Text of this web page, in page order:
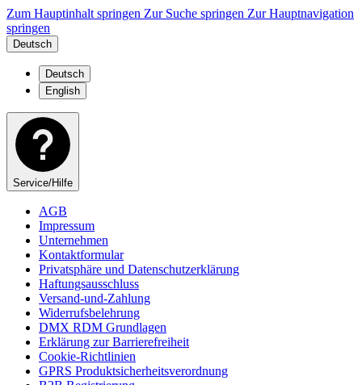
Zum Hauptinhalt springen Zur Suche springen Zur Hauptnavigation
springen
Deutsch
Deutsch
English
Service/Hilfe
AGB
Impressum
Unternehmen
Kontaktformular
Privatsphäre und Datenschutzerklärung
Haftungsausschluss
Versand-und-Zahlung
Widerrufsbelehrung
DMX RDM Grundlagen
Erklärung zur Barrierefreiheit
Cookie-Richtlinien
GPRS Produktsicherheitsverordnung